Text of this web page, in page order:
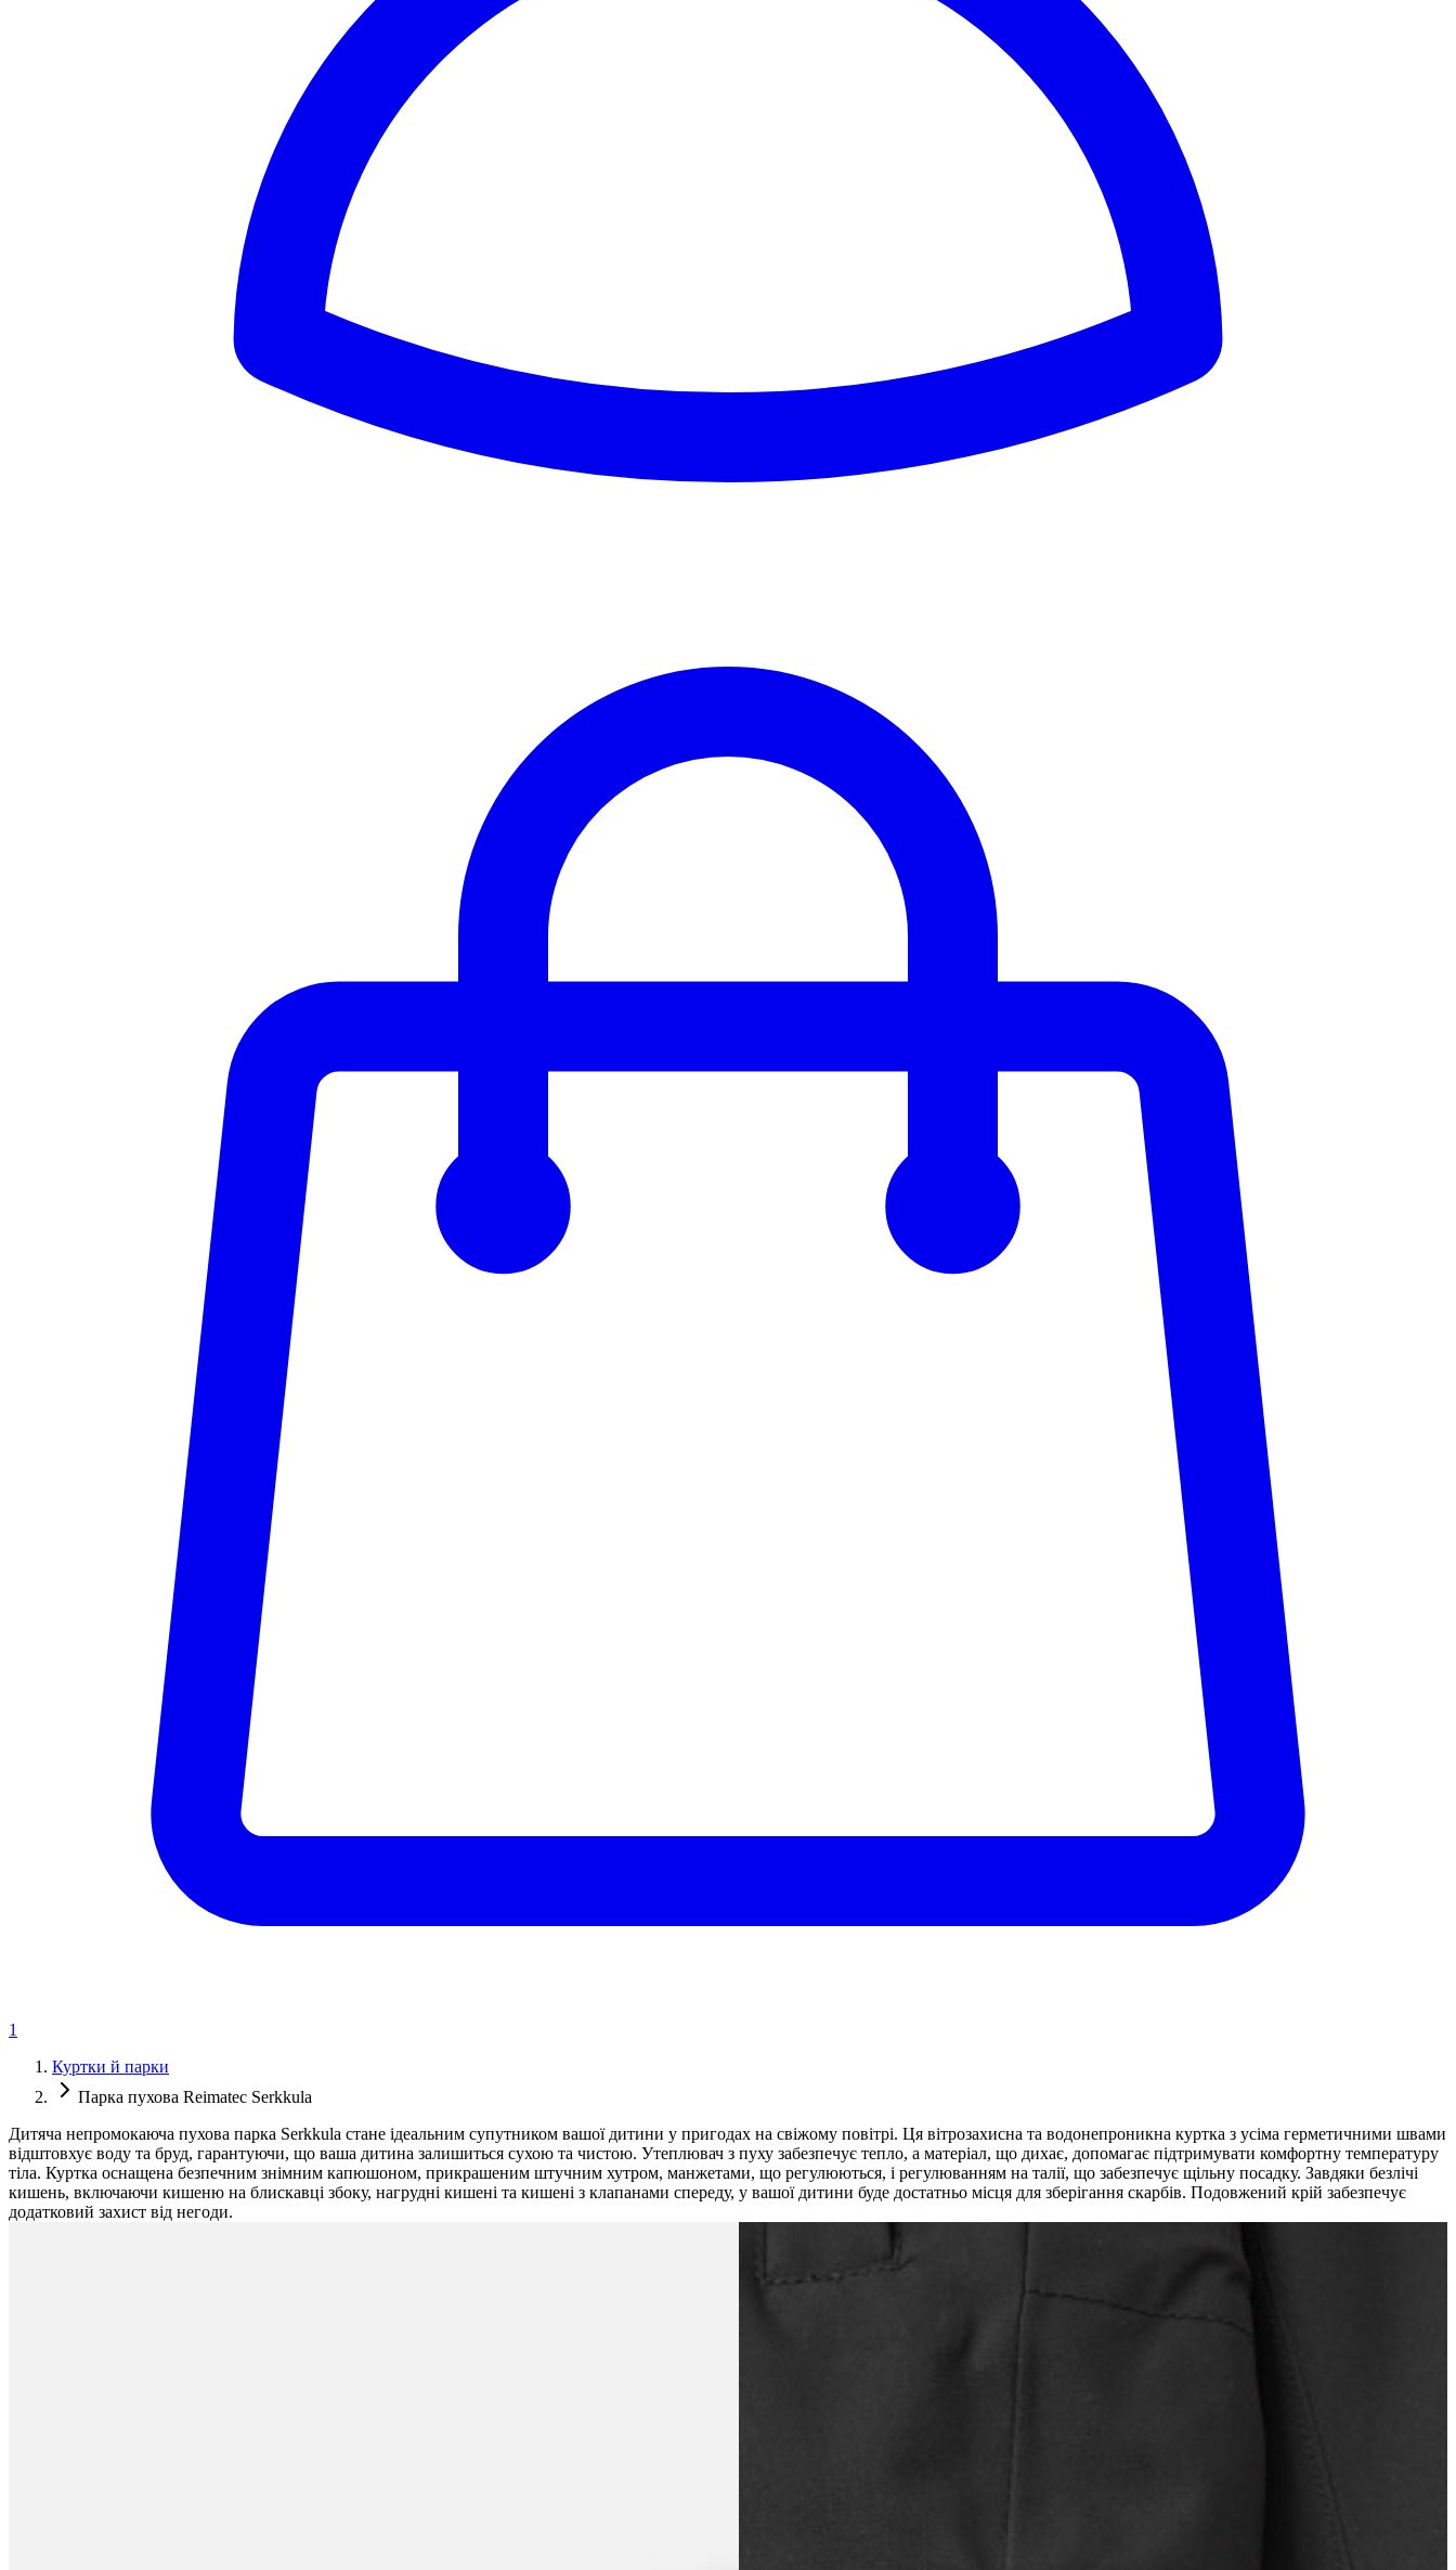
1
Куртки й парки
Парка пухова Reimatec Serkkula
Дитяча непромокаюча пухова парка Serkkula стане ідеальним супутником вашої дитини у пригодах на свіжому повітрі. Ця вітрозахисна та водонепроникна куртка з усіма герметичними швами
відштовхує воду та бруд, гарантуючи, що ваша дитина залишиться сухою та чистою. Утеплювач з пуху забезпечує тепло, а матеріал, що дихає, допомагає підтримувати комфортну температуру
тіла. Куртка оснащена безпечним знімним капюшоном, прикрашеним штучним хутром, манжетами, що регулюються, і регулюванням на талії, що забезпечує щільну посадку. Завдяки безлічі
кишень, включаючи кишеню на блискавці збоку, нагрудні кишені та кишені з клапанами спереду, у вашої дитини буде достатньо місця для зберігання скарбів. Подовжений крій забезпечує
додатковий захист від негоди.